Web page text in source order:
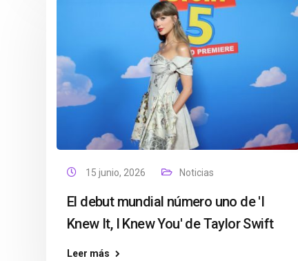
15 junio, 2026 Noticias
El debut mundial número uno de 'I
Knew It, I Knew You' de Taylor Swift
Leer más